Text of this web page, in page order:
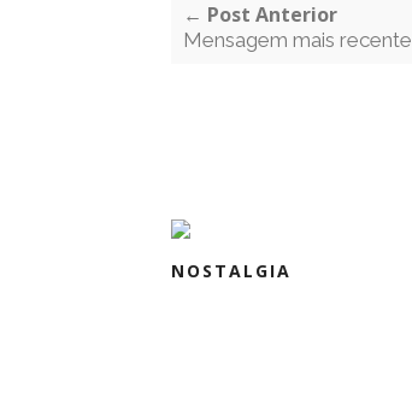
← Post Anterior
Mensagem mais recente
NOSTALGIA